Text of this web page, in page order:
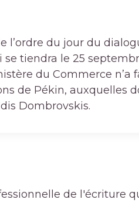
l’ordre du jour du
tiendra le 25
du Commerce n’a
de Pékin, auxquelles
Dombrovskis.
de l'écriture